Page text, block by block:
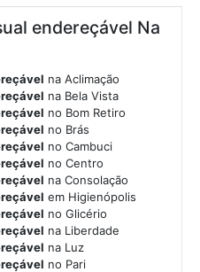
endereçável Na
na Aclimação
na Bela Vista
no Bom Retiro
no Brás
no Cambuci
no Centro
na Consolação
em Higienópolis
no Glicério
na Liberdade
na Luz
no Pari